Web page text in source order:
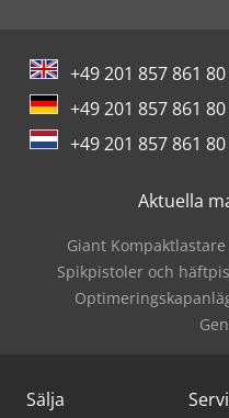
Wolf Filter
Zander Filter
+49 201 857 861 80
+49 201 857 861 80
+49 201 857 861 80
Aktuella
Giant Kompaktlastare
Spikpistoler och
Sälja